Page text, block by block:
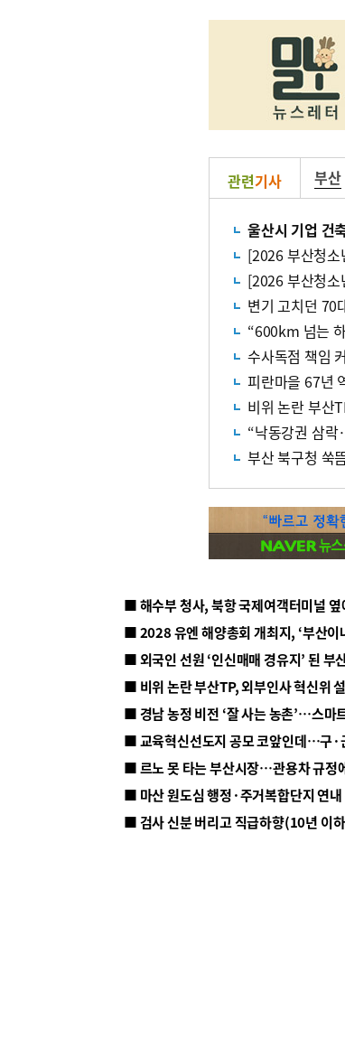
관련기사 부산
울산시 기업 건
[2026 부산청소
[2026 부산청소
변기 고치던 70
수사독점 책임
피란마을 67년
비위 논란 부산
“낙동강권 삼락
부산 북구청 쑥
■ 해수부 청사, 북항 국제여객터미널
■ 2028 유엔 해양총회 개최지, ‘부산이
■ 외국인 선원 ‘인신매매 경유지’ 된
■ 비위 논란 부산TP, 외부인사 혁신위
■ 르노 못 타는 부산시장…관용차 규정
■ 마산 원도심 행정·주거복합단지 연내